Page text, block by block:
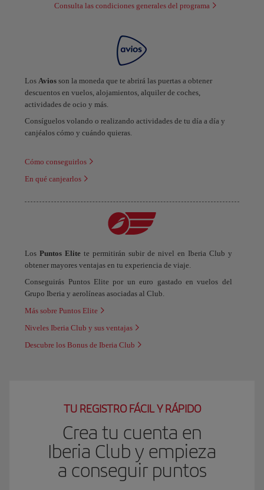
Consulta las condiciones generales del programa
Los Aviosson la moneda que te abrirá las puertas a obtener
descuentos en vuelos, alojamientos, alquiler de coches,
actividades de ocio y más.
Consíguelos volando o realizando actividades de tu día a día y
canjéalos cómo y cuándo quieras.
Cómo conseguirlos
En qué canjearlos
LosPuntos Elite te permitirán subir de nivel en Iberia Club y
obtener mayores ventajas en tu experiencia de viaje.
Conseguirás Puntos Elite por un euro gastado en vuelos del
Grupo Iberia y aerolíneas asociadas al Club.
Más sobre Puntos Elite
Niveles Iberia Club y sus ventajas
Descubre los Bonus de Iberia Club
TU REGISTRO FÁCIL Y RÁPIDO
Crea tu cuenta en
Iberia Club y empieza
a conseguir puntos